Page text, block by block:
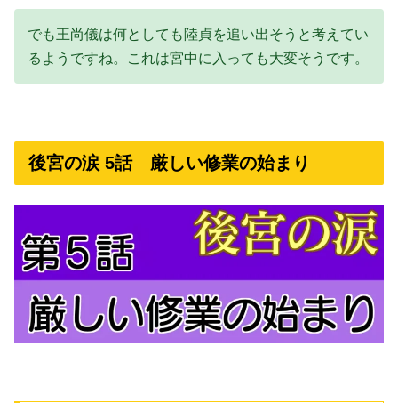
でも王尚儀は何としても陸貞を追い出そうと考えてい
るようですね。これは宮中に入っても大変そうです。
後宮の涙 5話 厳しい修業の始まり